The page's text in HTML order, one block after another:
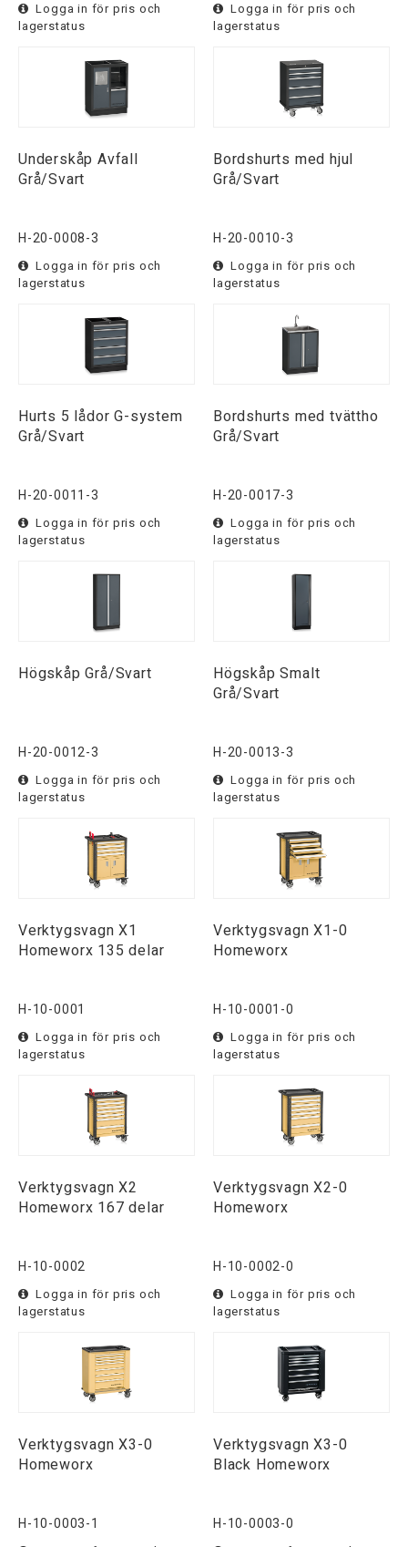
Logga in för pris och
lagerstatus
Logga in för pris och
lagerstatus
Underskåp Avfall
Grå/Svart
H-20-0008-3
Logga in för pris och
lagerstatus
Bordshurts med hjul
Grå/Svart
H-20-0010-3
Logga in för pris och
lagerstatus
Hurts 5 lådor G-system
Grå/Svart
H-20-0011-3
Logga in för pris och
lagerstatus
Bordshurts med tvättho
Grå/Svart
H-20-0017-3
Logga in för pris och
lagerstatus
Högskåp Grå/Svart
H-20-0012-3
Logga in för pris och
lagerstatus
Högskåp Smalt
Grå/Svart
H-20-0013-3
Logga in för pris och
lagerstatus
Verktygsvagn X1
Homeworx 135 delar
H-10-0001
Logga in för pris och
lagerstatus
Verktygsvagn X1-0
Homeworx
H-10-0001-0
Logga in för pris och
lagerstatus
Verktygsvagn X2
Homeworx 167 delar
H-10-0002
Logga in för pris och
lagerstatus
Verktygsvagn X2-0
Homeworx
H-10-0002-0
Logga in för pris och
lagerstatus
Verktygsvagn X3-0
Homeworx
H-10-0003-1
Verktygsvagn X3-0
Black Homeworx
H-10-0003-0